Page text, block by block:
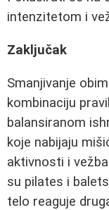
intenzitetom i
Zaključak
Smanjivanje
kombinaciju
balansiranom
koje nabijaju
aktivnosti i
su pilates i
telo reaguje